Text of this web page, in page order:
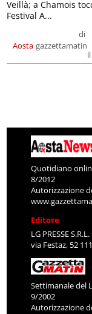
Aosta
di
gazzettamatin
Veillà; a Chamois
Festival A...
Quotidiano
8/2012
Autorizzazione
Editore
LG PRESSE S.R.L.
via Festaz, 52
Settimanale del
9/2002
Autorizzazione